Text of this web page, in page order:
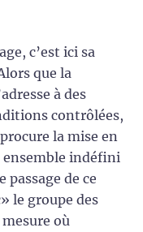
c’est ici sa
que la
à des
contrôlées,
la mise en
ensemble indéfini
de ce
le groupe des
mesure où